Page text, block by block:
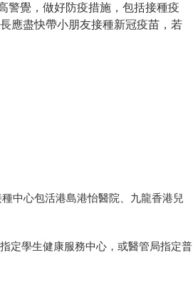
警覺，做好防疫措施，包括接種疫
應盡快帶小朋友接種新冠疫苗，若
中心包活港島港怡醫院、九龍香港兒
定學生健康服務中心，或醫管局指定普